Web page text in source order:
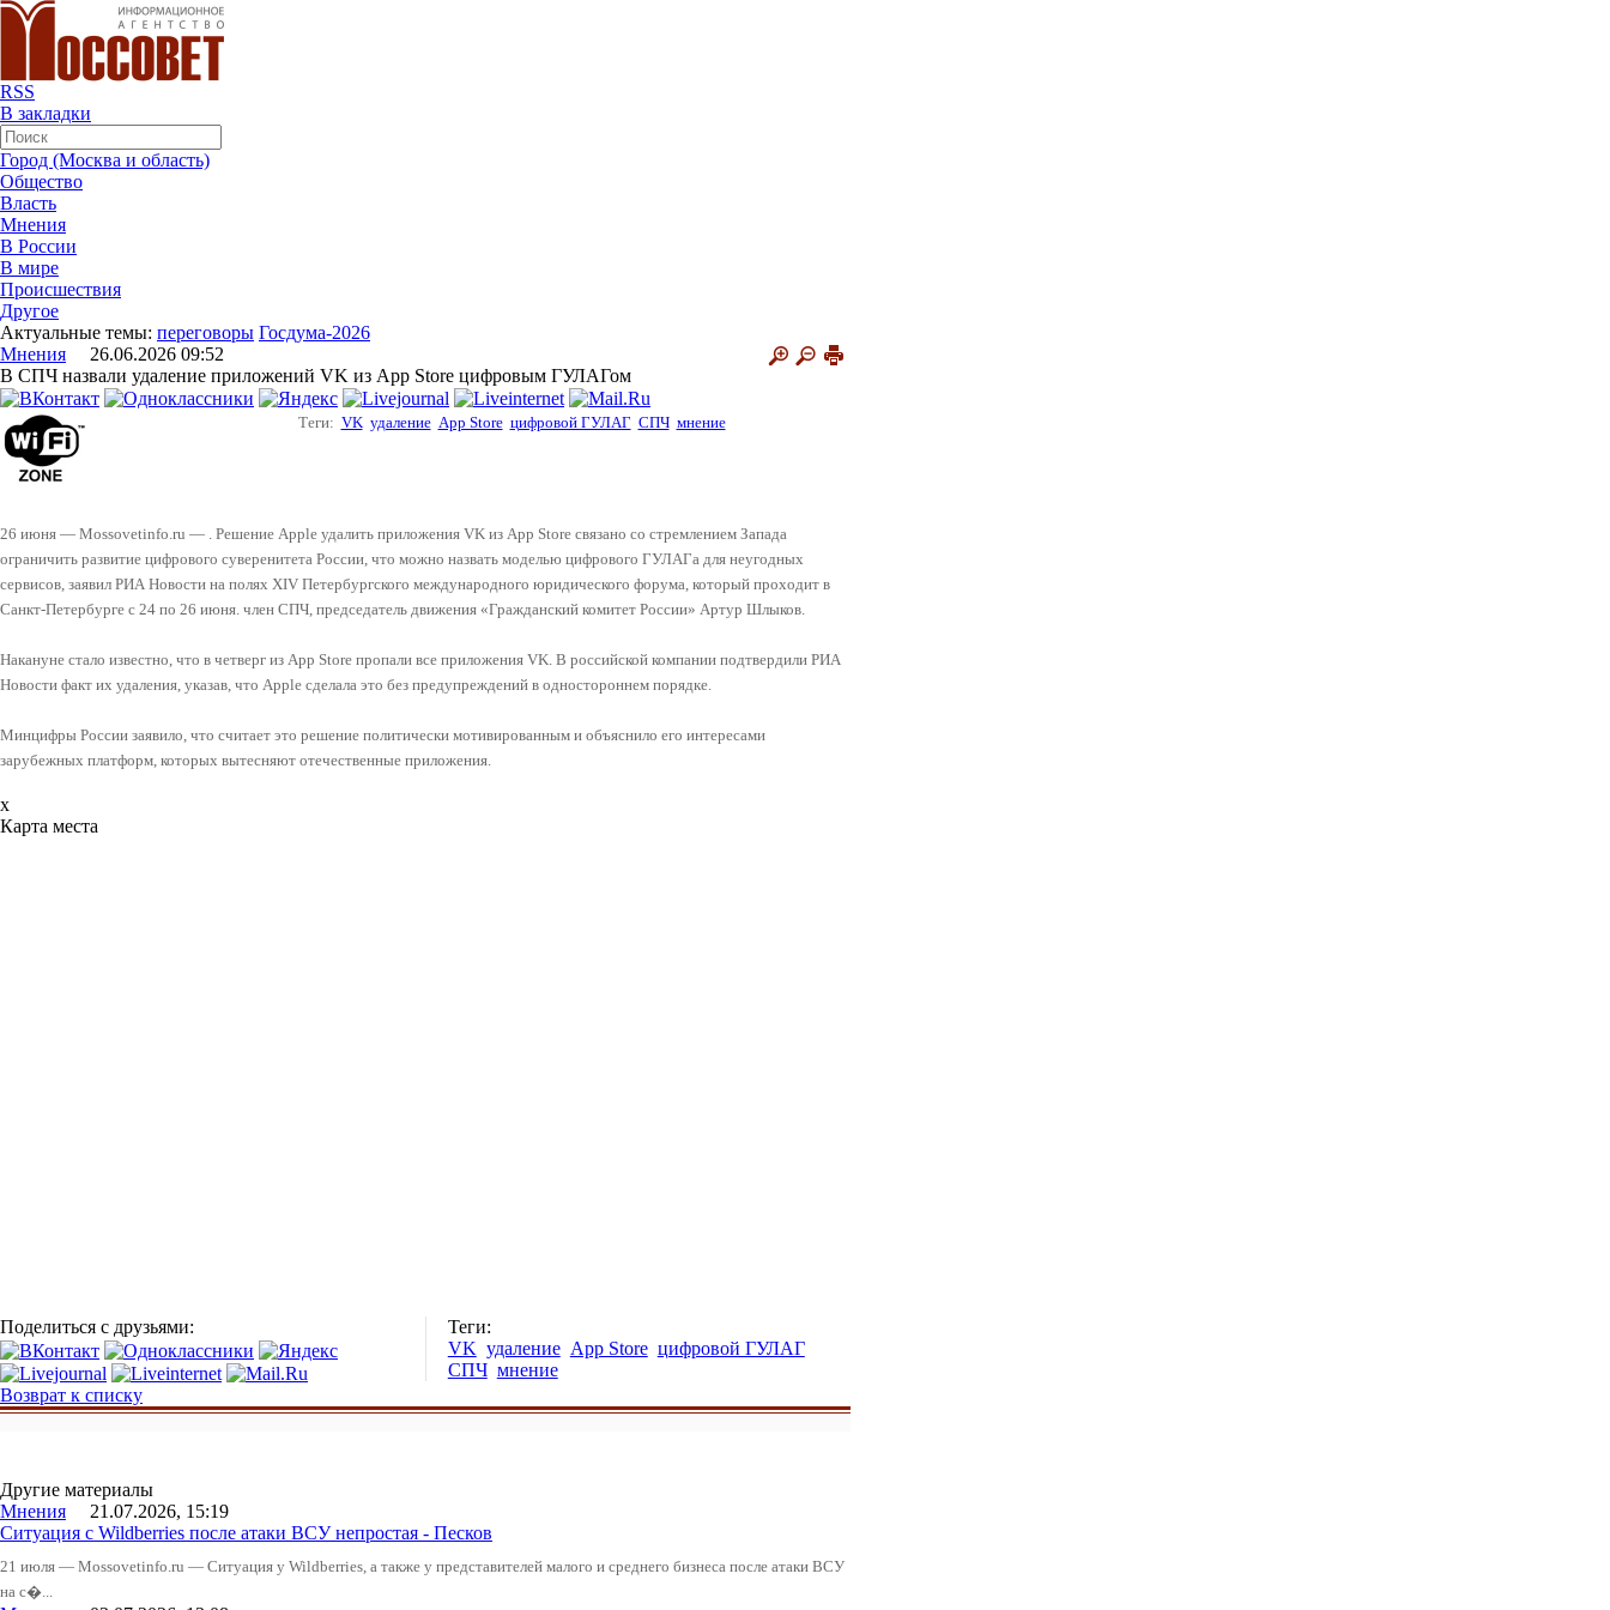
RSS
В закладки
Город (Москва и область)
Общество
Власть
Мнения
В России
В мире
Происшествия
Другое
Актуальные темы: переговоры Госдума-2026
Мнения 26.06.2026 09:52
В СПЧ назвали удаление приложений VK из App Store цифровым ГУЛАГом
Теги: VK удаление App Store цифровой ГУЛАГ СПЧ мнение
26 июня — Mossovetinfo.ru — . Решение Apple удалить приложения VK из App Store связано со стремлением Запада
ограничить развитие цифрового суверенитета России, что можно назвать моделью цифрового ГУЛАГа для неугодных
сервисов, заявил РИА Новости на полях XIV Петербургского международного юридического форума, который проходит в
Санкт-Петербурге с 24 по 26 июня. член СПЧ, председатель движения «Гражданский комитет России» Артур Шлыков.
Накануне стало известно, что в четверг из App Store пропали все приложения VK. В российской компании подтвердили РИА
Новости факт их удаления, указав, что Apple сделала это без предупреждений в одностороннем порядке.
Минцифры России заявило, что считает это решение политически мотивированным и объяснило его интересами
зарубежных платформ, которых вытесняют отечественные приложения.
x
Карта места
Поделиться с друзьями:
Теги:
VK удаление App Store цифровой ГУЛАГ
СПЧ мнение
Возврат к списку
Другие материалы
Мнения 21.07.2026, 15:19
Ситуация с Wildberries после атаки ВСУ непростая - Песков
21 июля — Mossovetinfo.ru — Ситуация у Wildberries, а также у представителей малого и среднего бизнеса после атаки ВСУ
на с�...